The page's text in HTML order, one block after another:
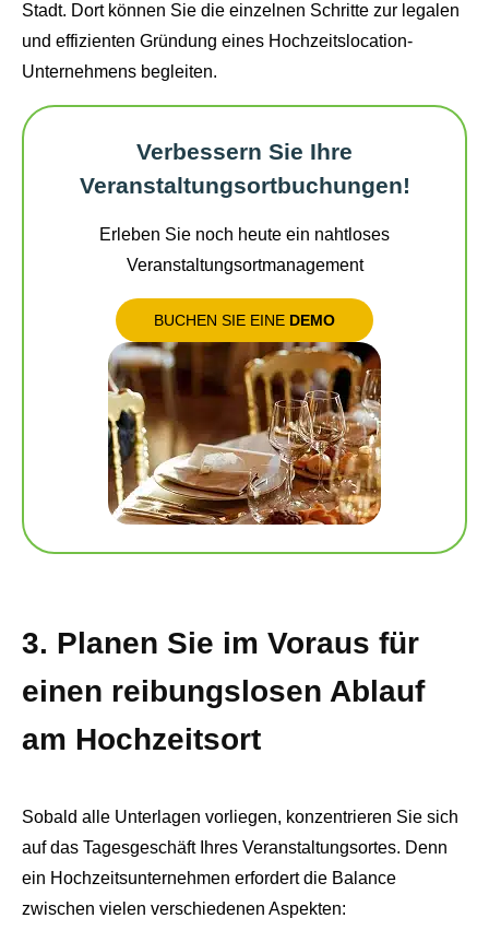
Stadt. Dort können Sie die einzelnen Schritte zur legalen
und effizienten Gründung eines Hochzeitslocation-
Unternehmens begleiten.
Verbessern Sie Ihre
Veranstaltungsortbuchungen!
Erleben Sie noch heute ein nahtloses
Veranstaltungsortmanagement
BUCHEN SIE EINE DEMO
3. Planen Sie im Voraus für
einen reibungslosen Ablauf
am Hochzeitsort
Sobald alle Unterlagen vorliegen, konzentrieren Sie sich
auf das Tagesgeschäft Ihres Veranstaltungsortes. Denn
ein Hochzeitsunternehmen erfordert die Balance
zwischen vielen verschiedenen Aspekten: